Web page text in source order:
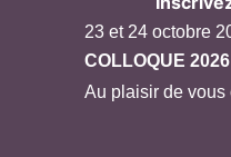
23 et 24 octobre
COLLOQUE 2026
Au plaisir de vous